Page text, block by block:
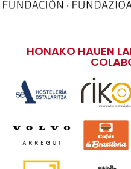
HONAKO HAUEN